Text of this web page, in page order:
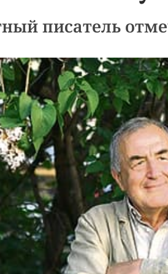
писатель